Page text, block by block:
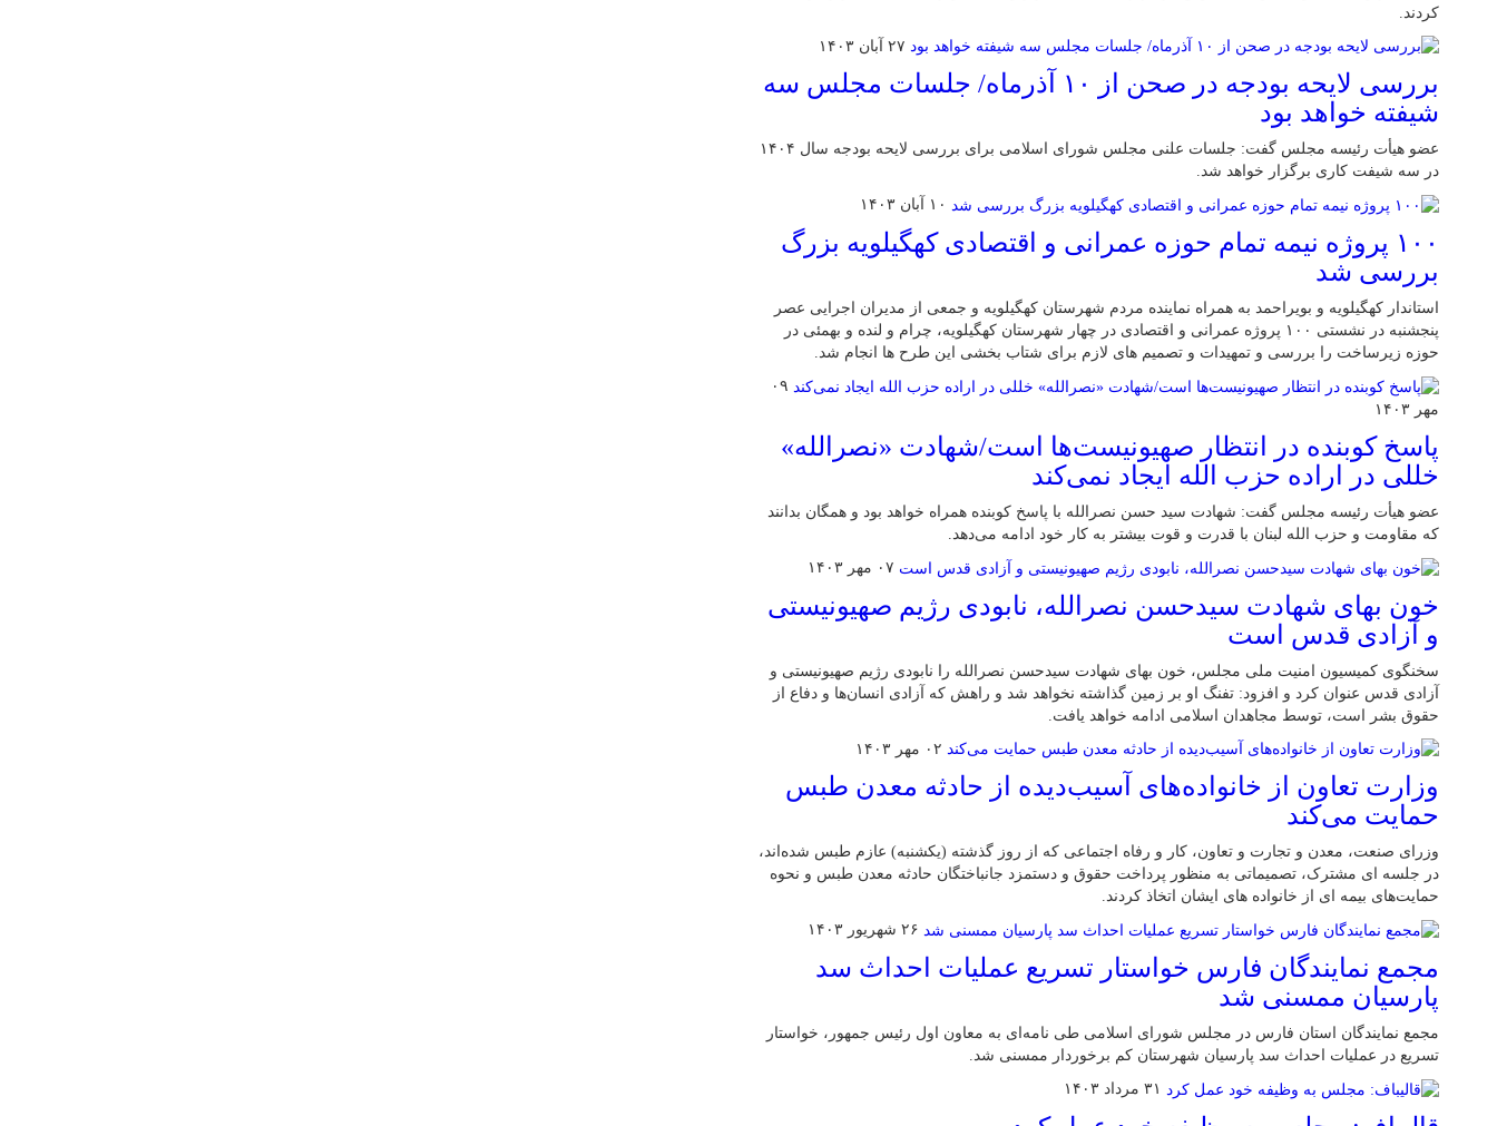
کردند.
۲۷ آبان ۱۴۰۳
بررسی لایحه بودجه در صحن از ۱۰ آذرماه/ جلسات مجلس سه
شیفته خواهد بود
عضو هیأت رئیسه مجلس گفت: جلسات علنی مجلس شورای اسلامی برای بررسی لایحه بودجه سال ۱۴۰۴
در سه شیفت کاری برگزار خواهد شد.
۱۰ آبان ۱۴۰۳
۱۰۰ پروژه نیمه تمام حوزه عمرانی و اقتصادی کهگیلویه بزرگ
بررسی شد
استاندار کهگیلویه و بویراحمد به همراه نماینده مردم شهرستان کهگیلویه و جمعی از مدیران اجرایی عصر
پنجشنبه در نشستی ۱۰۰ پروژه عمرانی و اقتصادی در چهار شهرستان کهگیلویه، چرام و لنده و بهمئی در
حوزه زیرساخت را بررسی و تمهیدات و تصمیم های لازم برای شتاب بخشی این طرح ها انجام شد.
۰۹
مهر ۱۴۰۳
پاسخ کوبنده در انتظار صهیونیست‌ها است/شهادت «نصرالله»
خللی در اراده حزب الله ایجاد نمی‌کند
عضو هیأت رئیسه مجلس گفت: شهادت سید حسن نصرالله با پاسخ کوبنده همراه خواهد بود و همگان بدانند
که مقاومت و حزب الله لبنان با قدرت و قوت بیشتر به کار خود ادامه می‌دهد.
۰۷ مهر ۱۴۰۳
خون بهای شهادت سیدحسن نصرالله، نابودی رژیم صهیونیستی
و آزادی قدس است
سخنگوی کمیسیون امنیت ملی مجلس، خون بهای شهادت سیدحسن نصرالله را نابودی رژیم صهیونیستی و
آزادی قدس عنوان کرد و افزود: تفنگ او بر زمین گذاشته نخواهد شد و راهش که آزادی انسان‌ها و دفاع از
حقوق بشر است، توسط مجاهدان اسلامی ادامه خواهد یافت.
۰۲ مهر ۱۴۰۳
وزارت تعاون از خانواده‌های آسیب‌دیده از حادثه معدن طبس
حمایت می‌کند
وزرای صنعت، معدن و تجارت و تعاون، کار و رفاه اجتماعی که از روز گذشته (یکشنبه) عازم طبس شده‌اند،
در جلسه ای مشترک، تصمیماتی به منظور پرداخت حقوق و دستمزد جانباختگان حادثه معدن طبس و نحوه
حمایت‌های بیمه ای از خانواده های ایشان اتخاذ کردند.
۲۶ شهریور ۱۴۰۳
مجمع نمایندگان فارس خواستار تسریع عملیات احداث سد
پارسیان ممسنی شد
مجمع نمایندگان استان فارس در مجلس شورای اسلامی طی نامه‌ای به معاون اول رئیس جمهور، خواستار
تسریع در عملیات احداث سد پارسیان شهرستان کم برخوردار ممسنی شد.
۳۱ مرداد ۱۴۰۳